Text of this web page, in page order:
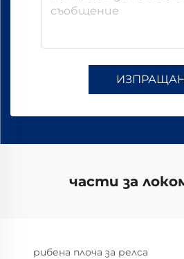
части за
рибена плоча за релса